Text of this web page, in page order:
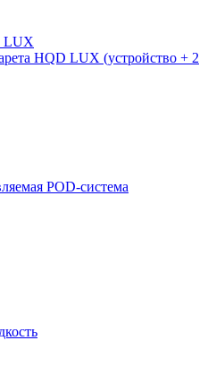
LUX
HQD LUX (устройство + 2
POD-система